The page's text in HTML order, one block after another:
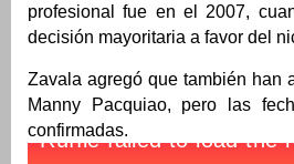
profesional fue en el 2007,
decisión mayoritaria a favor del
Zavala agregó que también han
Manny Pacquiao, pero las
confirmadas.